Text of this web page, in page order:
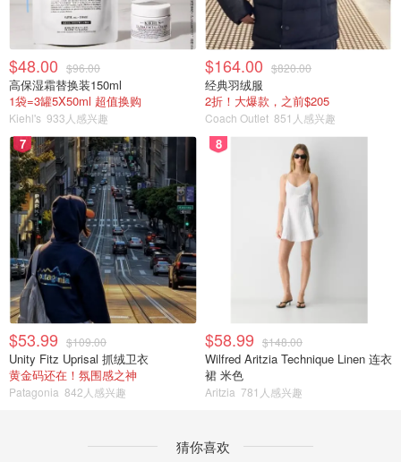
$48.00 $96.00
高保湿霜替换装150ml
1袋=3罐5X50ml 超值换购
Kiehl's 933人感兴趣
$164.00 $820.00
经典羽绒服
2折！大爆款，之前$205
Coach Outlet 851人感兴趣
7
$53.99 $109.00
Unity Fitz Uprisal 抓绒卫衣
黄金码还在！氛围感之神
Patagonia 842人感兴趣
8
$58.99 $148.00
Wilfred Aritzia Technique Linen 连衣
裙 米色
Aritzia 781人感兴趣
猜你喜欢